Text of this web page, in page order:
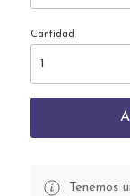
Cantidad
Tenemos